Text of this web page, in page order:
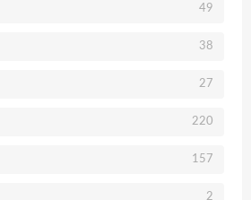
49
38
27
220
157
2